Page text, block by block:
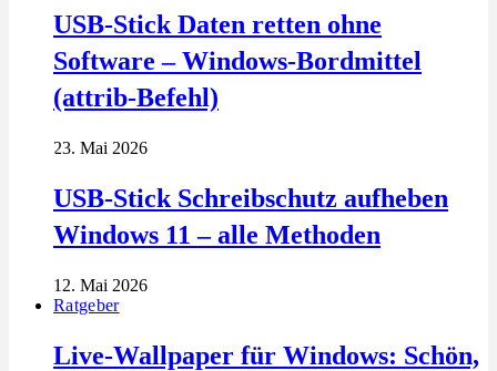
USB-Stick Daten retten ohne
Software – Windows-Bordmittel
(attrib-Befehl)
23. Mai 2026
USB-Stick Schreibschutz aufheben
Windows 11 – alle Methoden
12. Mai 2026
Ratgeber
Live-Wallpaper für Windows: Schön,